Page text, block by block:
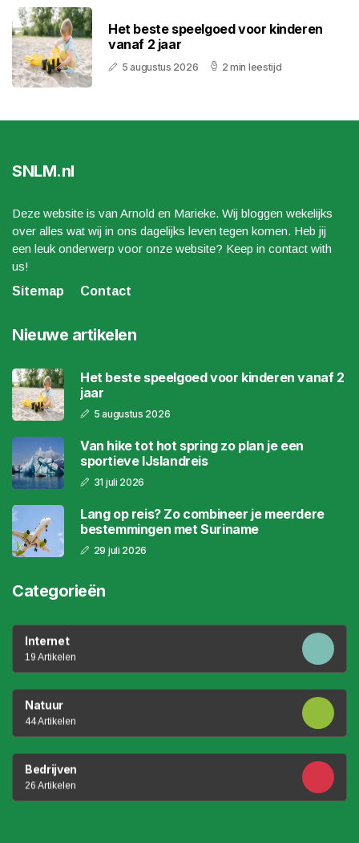
Het beste speelgoed voor kinderen
vanaf 2 jaar
5 augustus 2026 2 min leestijd
SNLM.nl
Deze website is van Arnold en Marieke. Wij bloggen wekelijks
over alles wat wij in ons dagelijks leven tegen komen. Heb jij
een leuk onderwerp voor onze website? Keep in contact with
us!
Sitemap
Contact
Nieuwe artikelen
Het beste speelgoed voor kinderen vanaf 2
jaar
5 augustus 2026
Van hike tot hot spring zo plan je een
sportieve IJslandreis
31 juli 2026
Lang op reis? Zo combineer je meerdere
bestemmingen met Suriname
29 juli 2026
Categorieën
Internet
19 Artikelen
Natuur
44 Artikelen
Bedrijven
26 Artikelen